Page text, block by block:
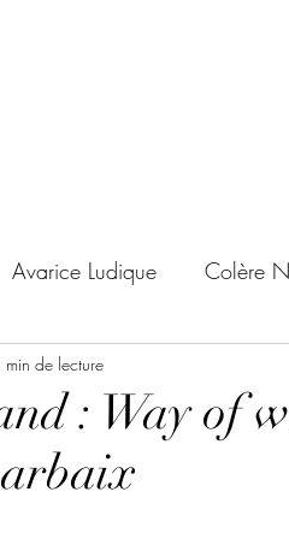
Avarice Ludique Colère
Proscrite
Archives
: Way of
min de lecture